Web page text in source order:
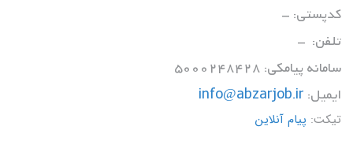
کدپستی: -
تلفن: -
سامانه پیامکی: 5000248428
ایمیل: info@abzarjob.ir
تیکت: پیام آنلاین